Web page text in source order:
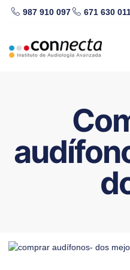
al
contenido
987 910 097 671 630